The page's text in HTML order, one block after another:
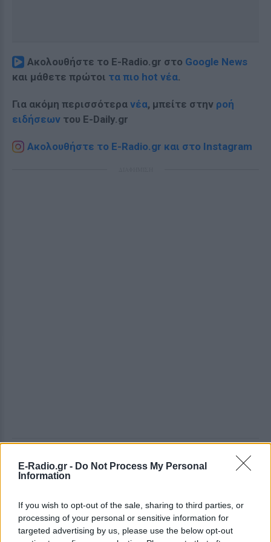
E-Radio.gr - Do Not Process My Personal
Information
If you wish to opt-out of the sale, sharing to third parties, or
processing of your personal or sensitive information for
targeted advertising by us, please use the below opt-out
Ακολουθήστε το E-Radio.gr στο Google News
και μάθετε πρώτοι τα πιο hot νέα.
Για ακόμη περισσότερα νέα, μπείτε στην ροή
ειδήσεων του E-Daily.gr
Ακολουθήστε το E-Radio.gr και στο Instagram
ΔΕΙΤΕ ΕΠΙΣΗΣ
Γιαννακόπουλος για Ολυμπιακό:
«Πριν 10 χρόνια φώναζαν